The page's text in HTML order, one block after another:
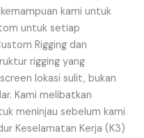
kami untuk
untuk setiap
Rigging dan
rigging yang
lokasi sulit, bukan
Kami melibatkan
meninjau sebelum kami
Keselamatan Kerja (K3)